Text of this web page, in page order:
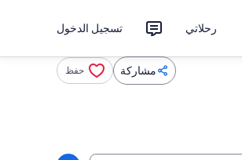
رحلاتي تسجيل الدخول
مشاركة حفظ